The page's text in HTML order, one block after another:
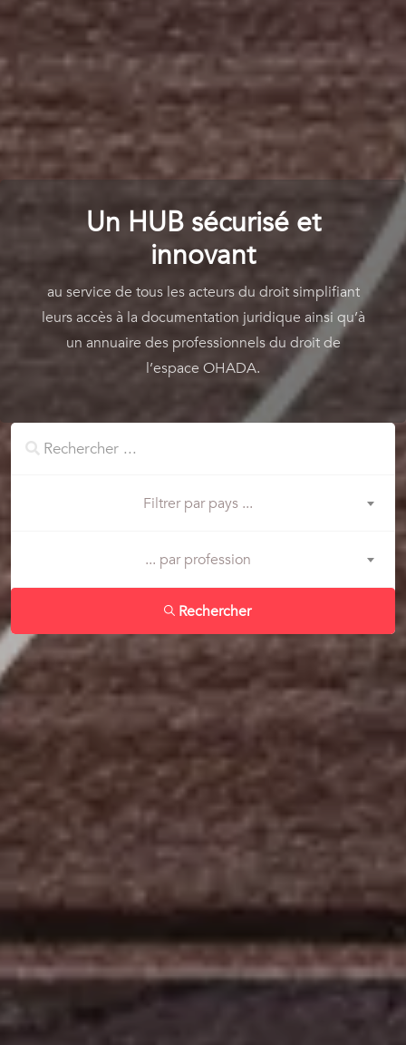
Un HUB sécurisé et
innovant
au service de tous les acteurs du droit simplifiant
leurs accès à la documentation juridique ainsi qu’à
un annuaire des professionnels du droit de
l’espace OHADA.
Filtrer par pays ...
... par profession
Rechercher